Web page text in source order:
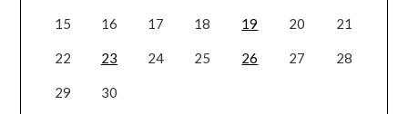
15 16 17 18 19 20 21
22 23 24 25 26 27 28
29
30